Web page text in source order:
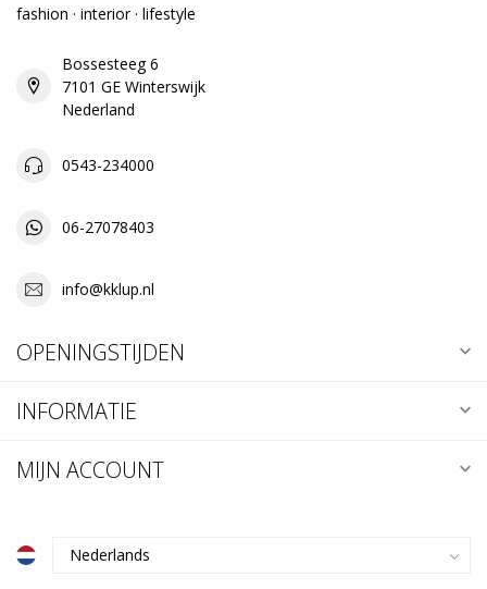
fashion · interior · lifestyle
Bossesteeg 6
7101 GE Winterswijk
Nederland
0543-234000
06-27078403
info@kklup.nl
OPENINGSTIJDEN
INFORMATIE
MIJN ACCOUNT